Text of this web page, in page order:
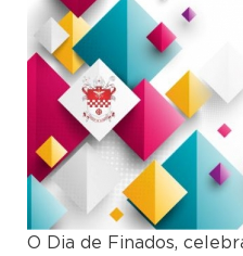
O Dia de Finados,